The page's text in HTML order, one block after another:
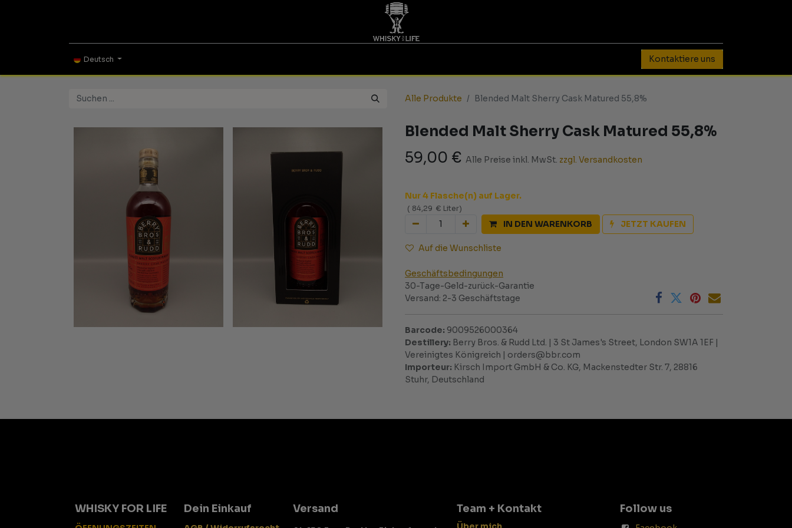
Deutsch Kontaktiere uns
Alle Produkte Blended Malt Sherry Cask Matured 55,8%
Blended Malt Sherry Cask Matured 55,8%
59,00 € Alle Preise inkl. MwSt. zzgl. Versandkosten
Nur 4 Flasche(n) auf Lager.
( 84,29 € Liter)
IN DEN WARENKORB JETZT KAUFEN
Auf die Wunschliste
Geschäftsbedingungen
30-Tage-Geld-zurück-Garantie
Versand: 2-3 Geschäftstage
Barcode: 9009526000364
Destillery: Berry Bros. & Rudd Ltd. | 3 St James's Street, London SW1A 1EF |
Vereinigtes Königreich | orders@bbr.com
Importeur: Kirsch Import GmbH & Co. KG, Mackenstedter Str. 7, 28816
Stuhr, Deutschland
Follow us
Dein Einkauf Team + Kontakt
Versand
WHISKY FOR LIFE